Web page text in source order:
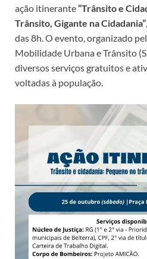
ação itinerante“Trânsito e
Trânsito, Gigante na Cidadania”
das 8h. O evento, organizado
Mobilidade Urbana e Trânsito
diversos serviços gratuitos e
voltadas à população.